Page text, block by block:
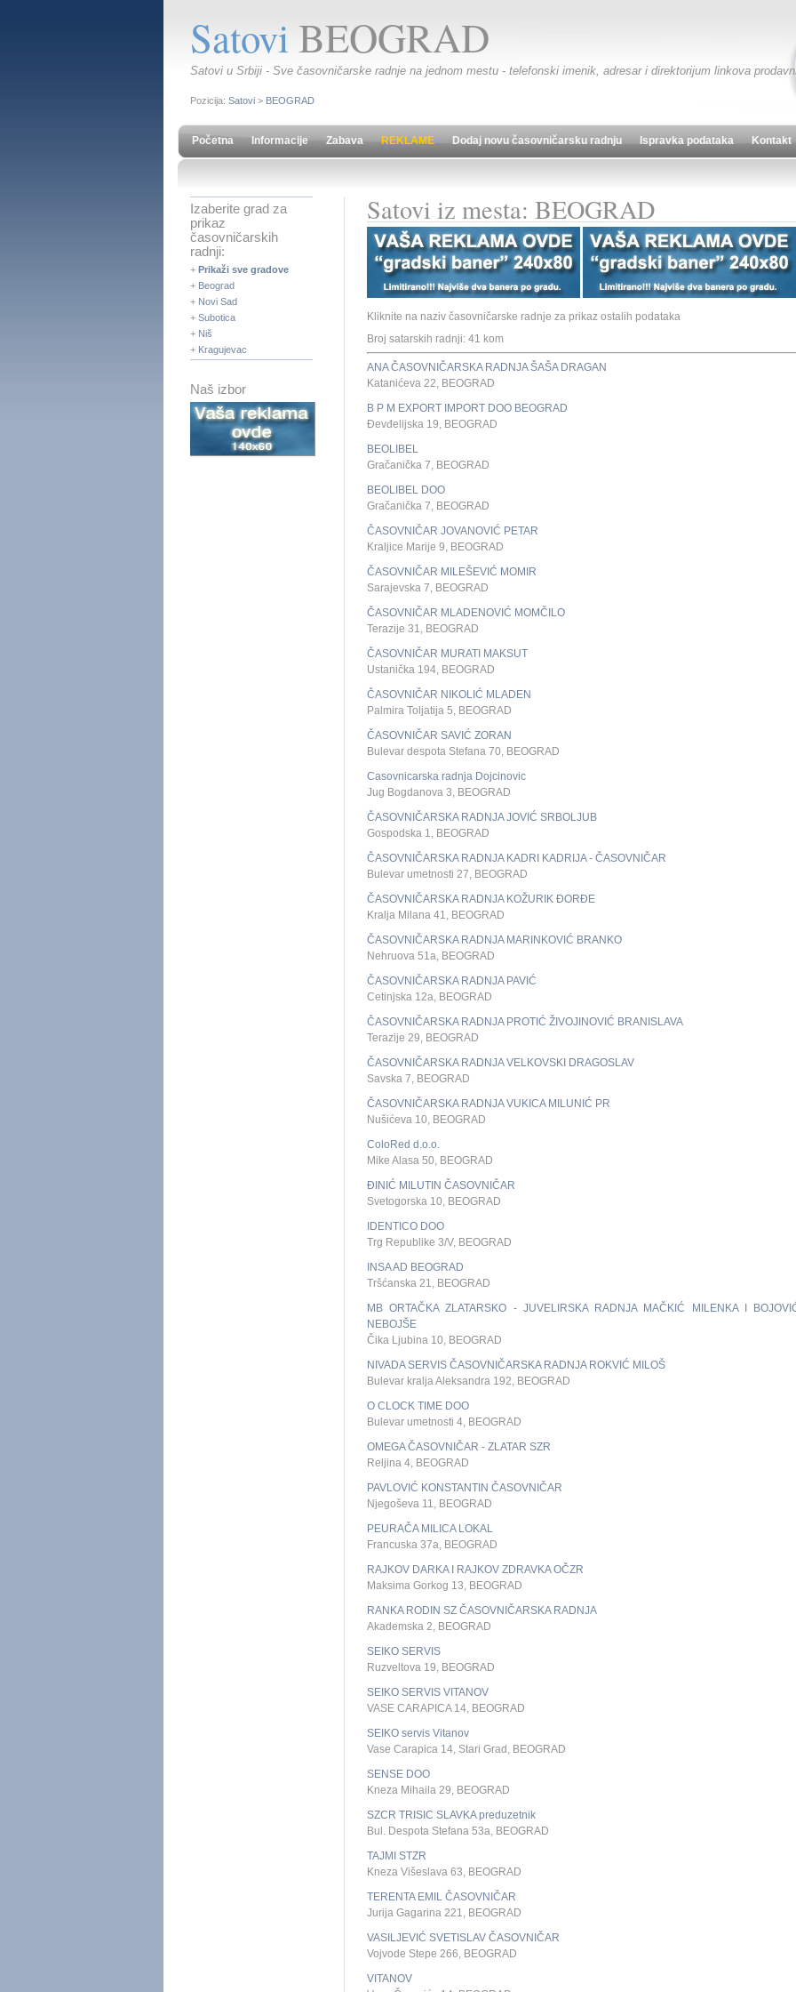
SatoviBEOGRAD
Satovi u Srbiji - Sve časovničarske radnje na jednom mestu - telefonski imenik, adresar i direktorijum linkova
Pozicija: Satovi > BEOGRAD
Početna Informacije Zabava REKLAME Dodaj novu časovničarsku radnju Ispravka podataka Kontakt
Izaberite grad za
prikaz
časovničarskih
radnji:
+ Prikaži sve gradove
+ Beograd
+ Novi Sad
+ Subotica
+ Niš
+ Kragujevac
Naš izbor
Satovi iz mesta: BEOGRAD
Kliknite na naziv časovničarske radnje za prikaz ostalih podataka
Broj satarskih radnji: 41 kom
ANA ČASOVNIČARSKA RADNJA ŠAŠA DRAGAN
Katanićeva 22, BEOGRAD
B P M EXPORT IMPORT DOO BEOGRAD
Đevđelijska 19, BEOGRAD
BEOLIBEL
Gračanička 7, BEOGRAD
BEOLIBEL DOO
Gračanička 7, BEOGRAD
ČASOVNIČAR JOVANOVIĆ PETAR
Kraljice Marije 9, BEOGRAD
ČASOVNIČAR MILEŠEVIĆ MOMIR
Sarajevska 7, BEOGRAD
ČASOVNIČAR MLADENOVIĆ MOMČILO
Terazije 31, BEOGRAD
ČASOVNIČAR MURATI MAKSUT
Ustanička 194, BEOGRAD
ČASOVNIČAR NIKOLIĆ MLADEN
Palmira Toljatija 5, BEOGRAD
ČASOVNIČAR SAVIĆ ZORAN
Bulevar despota Stefana 70, BEOGRAD
Casovnicarska radnja Dojcinovic
Jug Bogdanova 3, BEOGRAD
ČASOVNIČARSKA RADNJA JOVIĆ SRBOLJUB
Gospodska 1, BEOGRAD
ČASOVNIČARSKA RADNJA KADRI KADRIJA - ČASOVNIČAR
Bulevar umetnosti 27, BEOGRAD
ČASOVNIČARSKA RADNJA KOŽURIK ĐORĐE
Kralja Milana 41, BEOGRAD
ČASOVNIČARSKA RADNJA MARINKOVIĆ BRANKO
Nehruova 51a, BEOGRAD
ČASOVNIČARSKA RADNJA PAVIĆ
Cetinjska 12a, BEOGRAD
ČASOVNIČARSKA RADNJA PROTIĆ ŽIVOJINOVIĆ BRANISLAVA
Terazije 29, BEOGRAD
ČASOVNIČARSKA RADNJA VELKOVSKI DRAGOSLAV
Savska 7, BEOGRAD
ČASOVNIČARSKA RADNJA VUKICA MILUNIĆ PR
Nušićeva 10, BEOGRAD
ColoRed d.o.o.
Mike Alasa 50, BEOGRAD
ĐINIĆ MILUTIN ČASOVNIČAR
Svetogorska 10, BEOGRAD
IDENTICO DOO
Trg Republike 3/V, BEOGRAD
INSA AD BEOGRAD
Tršćanska 21, BEOGRAD
MB ORTAČKA ZLATARSKO - JUVELIRSKA RADNJA MAČKIĆ MILENKA I
NEBOJŠE
Čika Ljubina 10, BEOGRAD
NIVADA SERVIS ČASOVNIČARSKA RADNJA ROKVIĆ MILOŠ
Bulevar kralja Aleksandra 192, BEOGRAD
O CLOCK TIME DOO
Bulevar umetnosti 4, BEOGRAD
OMEGA ČASOVNIČAR - ZLATAR SZR
Reljina 4, BEOGRAD
PAVLOVIĆ KONSTANTIN ČASOVNIČAR
Njegoševa 11, BEOGRAD
PEURAČA MILICA LOKAL
Francuska 37a, BEOGRAD
RAJKOV DARKA I RAJKOV ZDRAVKA OČZR
Maksima Gorkog 13, BEOGRAD
RANKA RODIN SZ ČASOVNIČARSKA RADNJA
Akademska 2, BEOGRAD
SEIKO SERVIS
Ruzveltova 19, BEOGRAD
SEIKO SERVIS VITANOV
VASE CARAPICA 14, BEOGRAD
SEIKO servis Vitanov
Vase Carapica 14, Stari Grad, BEOGRAD
SENSE DOO
Kneza Mihaila 29, BEOGRAD
SZCR TRISIC SLAVKA preduzetnik
Bul. Despota Stefana 53a, BEOGRAD
TAJMI STZR
Kneza Višeslava 63, BEOGRAD
TERENTA EMIL ČASOVNIČAR
Jurija Gagarina 221, BEOGRAD
VASILJEVIĆ SVETISLAV ČASOVNIČAR
Vojvode Stepe 266, BEOGRAD
VITANOV